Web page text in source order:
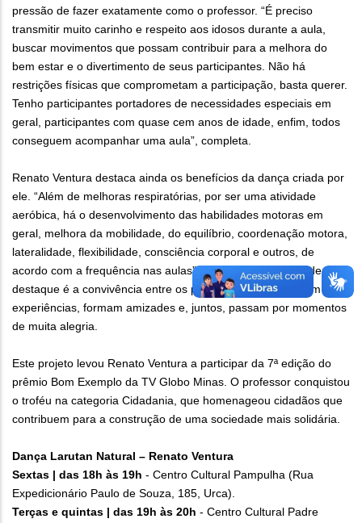
pressão de fazer exatamente como o professor. “É preciso
transmitir muito carinho e respeito aos idosos durante a aula,
buscar movimentos que possam contribuir para a melhora do
bem estar e o divertimento de seus participantes. Não há
restrições físicas que comprometam a participação, basta querer.
Tenho participantes portadores de necessidades especiais em
geral, participantes com quase cem anos de idade, enfim, todos
conseguem acompanhar uma aula”, completa.
Renato Ventura destaca ainda os benefícios da dança criada por
ele. “Além de melhoras respiratórias, por ser uma atividade
aeróbica, há o desenvolvimento das habilidades motoras em
geral, melhora da mobilidade, do equilíbrio, coordenação motora,
lateralidade, flexibilidade, consciência corporal e outros, de
acordo com a frequência nas aulas”, ressalta. Outro fator de
destaque é a convivência entre os participantes, que trocam
experiências, formam amizades e, juntos, passam por momentos
de muita alegria.
Este projeto levou Renato Ventura a participar da 7ª edição do
prêmio Bom Exemplo da TV Globo Minas. O professor conquistou
o troféu na categoria Cidadania, que homenageou cidadãos que
contribuem para a construção de uma sociedade mais solidária.
Dança Larutan Natural – Renato Ventura
Sextas | das 18h às 19h - Centro Cultural Pampulha (Rua
Expedicionário Paulo de Souza, 185, Urca).
Terças e quintas | das 19h às 20h - Centro Cultural Padre